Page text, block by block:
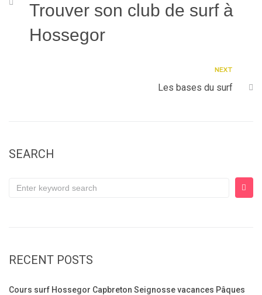
Trouver son club de surf à
Hossegor
NEXT
Les bases du surf
SEARCH
RECENT POSTS
Cours surf Hossegor Capbreton Seignosse vacances Pâques